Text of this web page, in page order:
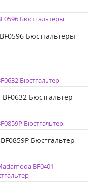
BF0596 Бюстгальтеры
BF0632 Бюстгальтер
BF0859P Бюстгальтер